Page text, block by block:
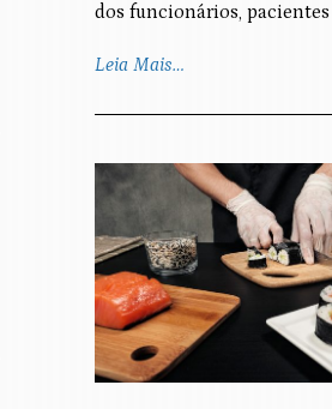
dos funcionários,
Leia Mais…